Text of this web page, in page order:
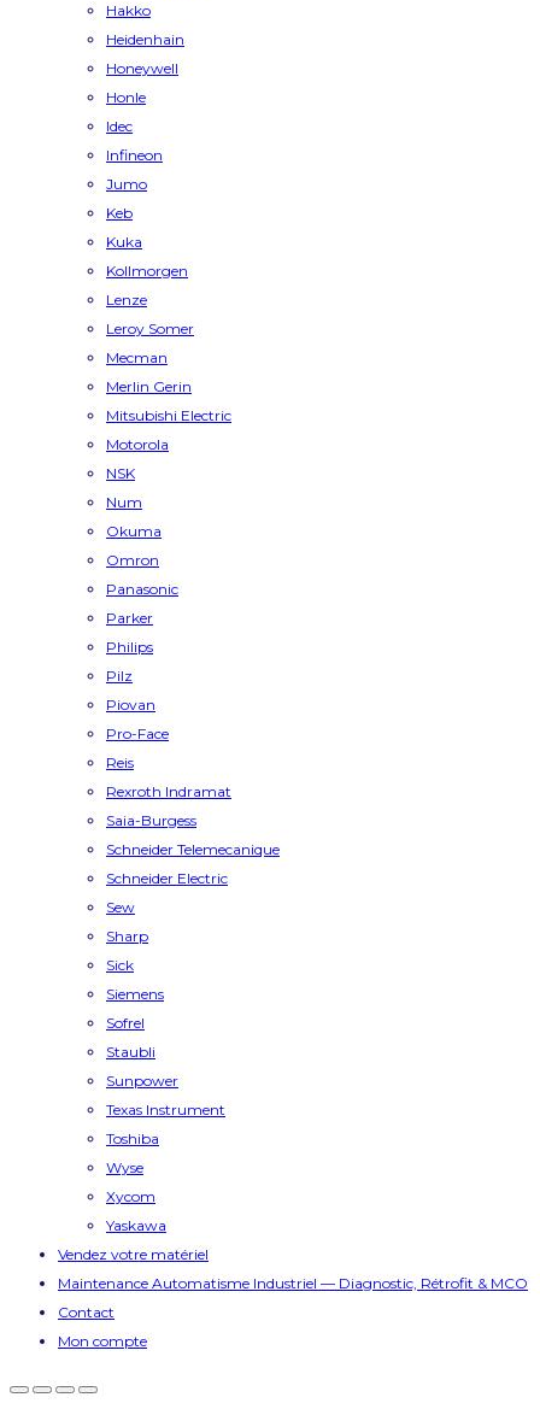
Hakko
Heidenhain
Honeywell
Honle
Idec
Infineon
Jumo
Keb
Kuka
Kollmorgen
Lenze
Leroy Somer
Mecman
Merlin Gerin
Mitsubishi Electric
Motorola
NSK
Num
Okuma
Omron
Panasonic
Parker
Philips
Pilz
Piovan
Pro-Face
Reis
Rexroth Indramat
Saia-Burgess
Schneider Telemecanique
Schneider Electric
Sew
Sharp
Sick
Siemens
Sofrel
Staubli
Sunpower
Texas Instrument
Toshiba
Wyse
Xycom
Yaskawa
Vendez votre matériel
Maintenance Automatisme Industriel — Diagnostic, Rétrofit & MCO
Contact
Mon compte